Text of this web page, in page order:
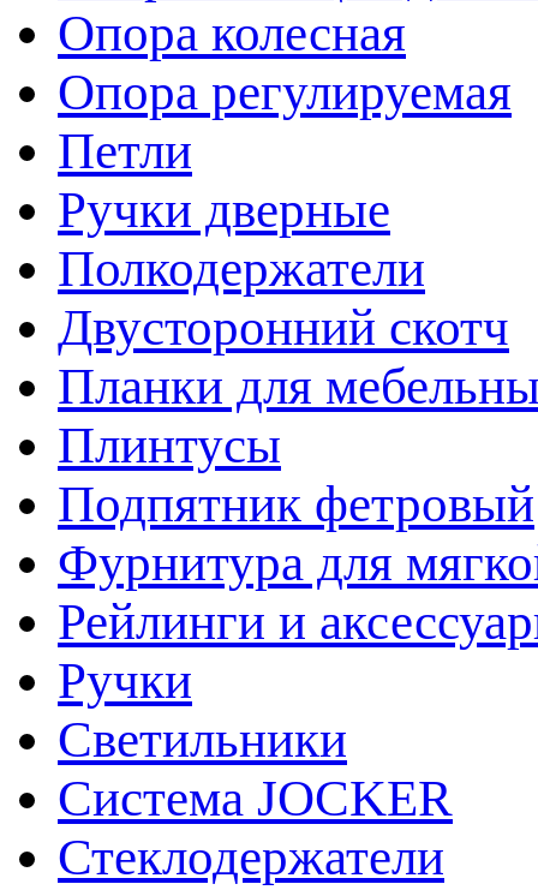
Опора колесная
Опора регулируемая
Петли
Ручки дверные
Полкодержатели
Двусторонний скотч
Планки для
Плинтусы
Подпятник фетровый
Фурнитура для
Рейлинги и
Ручки
Светильники
Система JOCKER
Стеклодержатели